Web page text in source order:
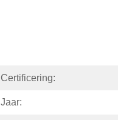
Certificering:
Jaar: